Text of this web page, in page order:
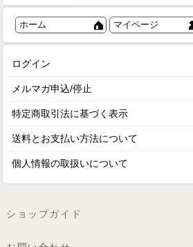
ホーム マイページ
ログイン
メルマガ申込/停止
特定商取引法に基づく表示
送料とお支払い方法について
個人情報の取扱いについて
ショップガイド